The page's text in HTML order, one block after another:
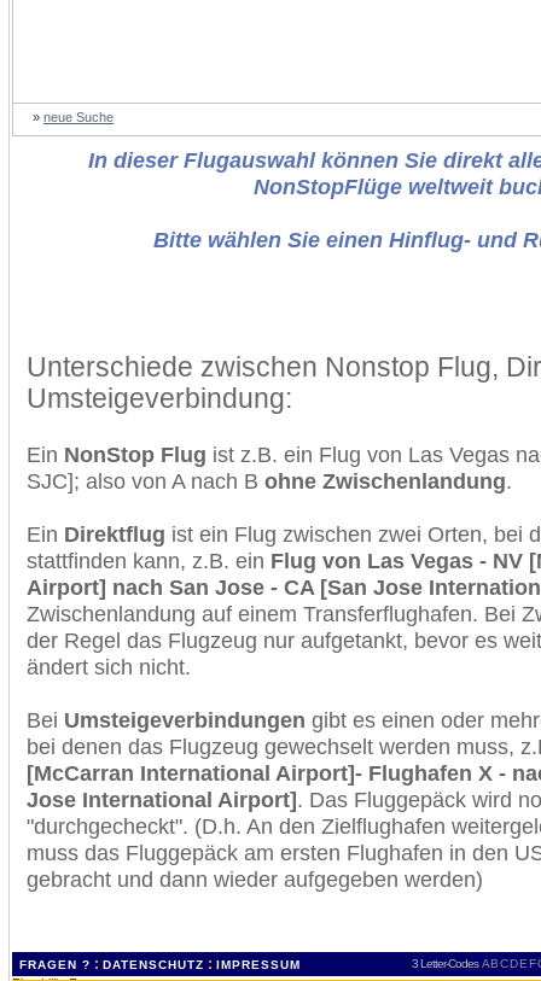
» neue Suche
In dieser Flugauswahl können Sie direkt
NonStopFlüge weltweit
Bitte wählen Sie einen Hinflug- und
Unterschiede zwischen Nonstop Flug,
Umsteigeverbindung:
Ein NonStop Flug ist z.B. ein Flug von Las Vegas
SJC]; also von A nach B ohne Zwischenlandung.
Ein Direktflug ist ein Flug zwischen zwei Orten, bei
stattfinden kann, z.B. ein Flug von Las Vegas - NV
Airport] nach San Jose - CA [San Jose
Zwischenlandung auf einem Transferflughafen. Bei
der Regel das Flugzeug nur aufgetankt, bevor es
ändert sich nicht.
Bei Umsteigeverbindungen gibt es einen oder
bei denen das Flugzeug gewechselt werden muss,
[McCarran International Airport]- Flughafen X -
Jose International Airport]. Das Fluggepäck wird
"durchgecheckt". (D.h. An den Zielflughafen
muss das Fluggepäck am ersten Flughafen in den
gebracht und dann wieder aufgegeben werden)
FRAGEN ? : DATENSCHUTZ : IMPRESSUM 3 Letter-Codes ABCDEF